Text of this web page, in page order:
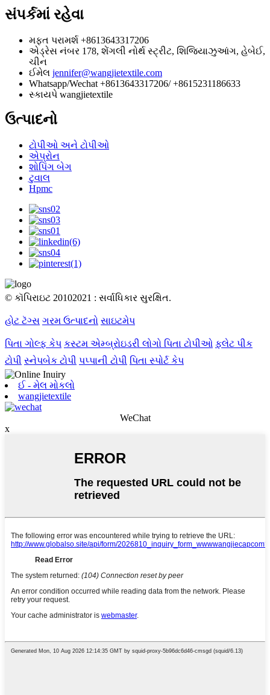
સંપર્કમાં રહેવા
મફત પરામર્શ +8613643317206
એડ્રેસ નંબર 178, શેંગલી નોર્થ સ્ટ્રીટ, શિજિયાઝુઆંગ, હેબેઈ,
ચીન
ઈમેલ jennifer@wangjietextile.com
Whatsapp/Wechat +8613643317206/ +8615231186633
સ્કાયપે wangjietextile
ઉત્પાદનો
ટોપીઓ અને ટોપીઓ
એપ્રોન
શોપિંગ બેગ
ટુવાલ
Hpmc
© કૉપિરાઇટ 20102021 : સર્વાધિકાર સુરક્ષિત.
હોટ ટૅગ્સ ગરમ ઉત્પાદનો સાઇટમેપ
પિતા ગોલ્ફ કેપ કસ્ટમ એમ્બ્રોઇડરી લોગો પિતા ટોપીઓ ફ્લેટ પીક
ટોપી સ્નેપબેક ટોપી પપ્પાની ટોપી પિતા સ્પોર્ટ કેપ
ઈ - મેલ મોકલો
wangjietextile
WeChat
x